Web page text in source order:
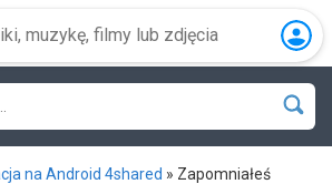
na Android 4shared » Zapomniałeś